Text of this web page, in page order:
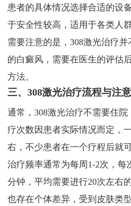
患者的具体情况选择合适的设
于安全性较高，适用于各类人
需要注意的是，308激光治疗
的白癜风，需要在医生的评估
方法。
三、308激光治疗流程与注
通常，308激光治疗不需要住
疗次数因患者实际情况而定，
右，不少患者在一个疗程后就
治疗频率通常为每周1-2次，每
分钟，平均需要进行20次左右
也存在个体差异，受到皮肤类